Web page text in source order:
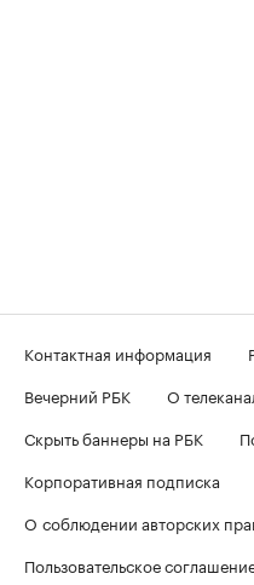
Контактная информация
Вечерний РБК
О
Скрыть баннеры на РБК
Корпоративная подписка
О соблюдении авторских
Пользовательское